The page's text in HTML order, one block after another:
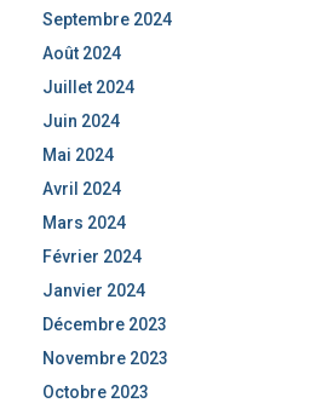
Septembre 2024
Août 2024
Juillet 2024
Juin 2024
Mai 2024
Avril 2024
Mars 2024
Février 2024
Janvier 2024
Décembre 2023
Novembre 2023
Octobre 2023